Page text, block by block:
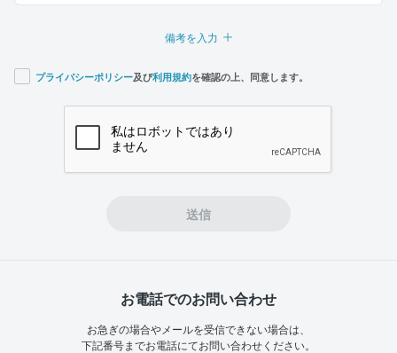
備考を入力
プライバシーポリシー及び利用規約を確認の上、同意します。
送信
お電話でのお問い合わせ
お急ぎの場合やメールを受信できない場合は、
下記番号までお電話にてお問い合わせください。